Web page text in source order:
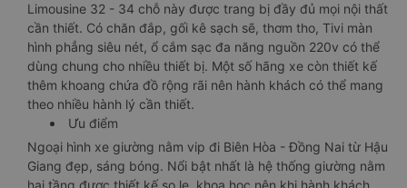
Limousine 32 - 34 chỗ này được trang bị đầy đủ mọi nội thất
cần thiết. Có chăn đắp, gối kê sạch sẽ, thơm tho, Tivi màn
hình phẳng siêu nét, ổ cắm sạc đa năng nguồn 220v có thể
dùng chung cho nhiều thiết bị. Một số hãng xe còn thiết kế
thêm khoang chứa đồ rộng rãi nên hành khách có thể mang
theo nhiều hành lý cần thiết.
Ưu điểm
Ngoại hình xe giường nằm vip đi Biên Hòa - Đồng Nai từ Hậu
Giang đẹp, sáng bóng. Nổi bật nhất là hệ thống giường nằm
hai tầng được thiết kế so le, khoa học nên khi hành khách